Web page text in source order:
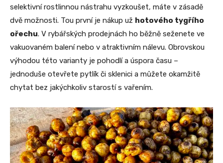
selektivní rostlinnou nástrahu vyzkoušet, máte v zásadě
dvě možnosti. Tou první je nákup už hotového tygřího
ořechu. V rybářských prodejnách ho běžně seženete ve
vakuovaném balení nebo v atraktivním nálevu. Obrovskou
výhodou této varianty je pohodlí a úspora času –
jednoduše otevřete pytlík či sklenici a můžete okamžitě
chytat bez jakýchkoliv starostí s vařením.